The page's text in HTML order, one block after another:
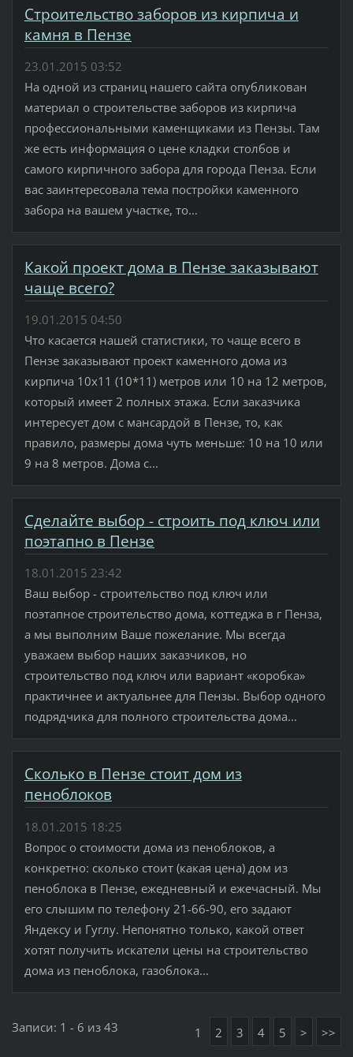
Строительство заборов из кирпича и
камня в Пензе
23.01.2015 03:52
На одной из страниц нашего сайта опубликован
материал о строительстве заборов из кирпича
профессиональными каменщиками из Пензы. Там
же есть информация о цене кладки столбов и
самого кирпичного забора для города Пенза. Если
вас заинтересовала тема постройки каменного
забора на вашем участке, то...
Какой проект дома в Пензе заказывают
чаще всего?
19.01.2015 04:50
Что касается нашей статистики, то чаще всего в
Пензе заказывают проект каменного дома из
кирпича 10х11 (10*11) метров или 10 на 12 метров,
который имеет 2 полных этажа. Если заказчика
интересует дом с мансардой в Пензе, то, как
правило, размеры дома чуть меньше: 10 на 10 или
9 на 8 метров. Дома с...
Сделайте выбор - строить под ключ или
поэтапно в Пензе
18.01.2015 23:42
Ваш выбор - строительство под ключ или
поэтапное строительство дома, коттеджа в г Пенза,
а мы выполним Ваше пожелание. Мы всегда
уважаем выбор наших заказчиков, но
строительство под ключ или вариант «коробка»
практичнее и актуальнее для Пензы. Выбор одного
подрядчика для полного строительства дома...
Сколько в Пензе стоит дом из
пеноблоков
18.01.2015 18:25
Вопрос о стоимости дома из пеноблоков, а
конкретно: сколько стоит (какая цена) дом из
пеноблока в Пензе, ежедневный и ежечасный. Мы
его слышим по телефону 21-66-90, его задают
Яндексу и Гуглу. Непонятно только, какой ответ
хотят получить искатели цены на строительство
дома из пеноблока, газоблока...
Записи: 1 - 6 из 43 1 2 3 4 5 > >>